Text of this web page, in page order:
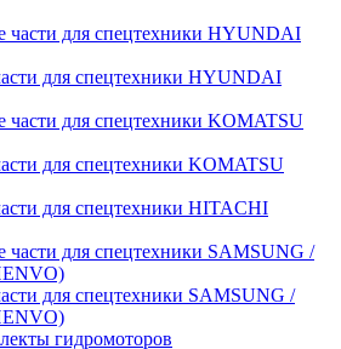
для спецтехники HYUNDAI
для спецтехники KOMATSU
для спецтехники HITACHI
для спецтехники SAMSUNG /